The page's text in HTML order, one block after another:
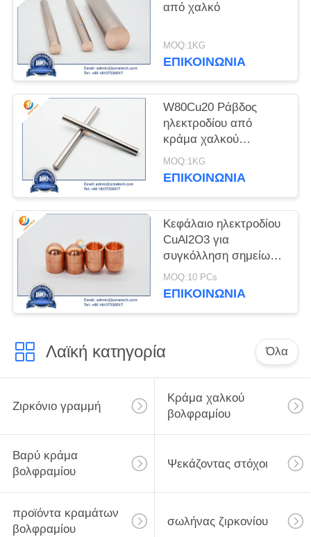
από χαλκό
MOQ:1KG
ΕΠΙΚΟΙΝΩΝΊΑ
W80Cu20 Ράβδος
ηλεκτροδίου από
κράμα χαλκού
βολφραμίου
MOQ:1KG
ΕΠΙΚΟΙΝΩΝΊΑ
Κεφάλαιο ηλεκτροδίου
CuAl2O3 για
συγκόλληση σημείων
αντίστασης
MOQ:10 PCs
ΕΠΙΚΟΙΝΩΝΊΑ
Λαϊκή κατηγορία Όλα
Ζιρκόνιο γραμμή
Κράμα χαλκού
βολφραμίου
Βαρύ κράμα
βολφραμίου
Ψεκάζοντας στόχοι
προϊόντα κραμάτων
βολφραμίου
σωλήνας ζιρκονίου